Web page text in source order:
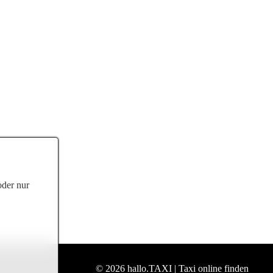
© 2026 hallo.TAXI | Taxi online finden
nur